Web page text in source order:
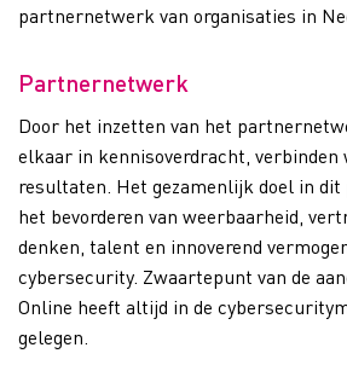
partnernetwerk van organisaties in
Partnernetwerk
Door het inzetten van het
elkaar in kennisoverdracht, verbinden
resultaten. Het gezamenlijk doel in
het bevorderen van weerbaarheid,
denken, talent en innoverend
cybersecurity. Zwaartepunt van de
Online heeft altijd in de
gelegen.